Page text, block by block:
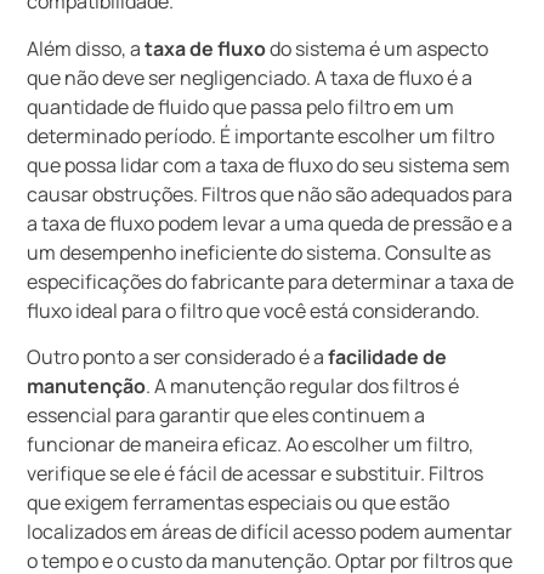
Além disso, ataxa de fluxodo sistema é um aspecto
que não deve ser negligenciado. A taxa de fluxo é a
quantidade de fluido que passa pelo filtro em um
determinado período. É importante escolher um filtro
que possa lidar com a taxa de fluxo do seu sistema sem
causar obstruções. Filtros que não são adequados para
a taxa de fluxo podem levar a uma queda de pressão e a
um desempenho ineficiente do sistema. Consulte as
especificações do fabricante para determinar a taxa de
fluxo ideal para o filtro que você está considerando.
Outro ponto a ser considerado é afacilidade de
manutenção. A manutenção regular dos filtros é
essencial para garantir que eles continuem a
funcionar de maneira eficaz. Ao escolher um filtro,
verifique se ele é fácil de acessar e substituir. Filtros
que exigem ferramentas especiais ou que estão
localizados em áreas de difícil acesso podem aumentar
o tempo e o custo da manutenção. Optar por filtros que